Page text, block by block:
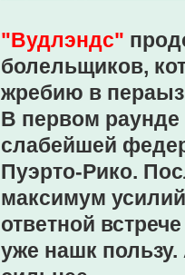
"Вудлэндс"
болельщиков,
жребию в
В первом
слабейшей
Пуэрто-Рико.
максимум
ответной
уже нашк